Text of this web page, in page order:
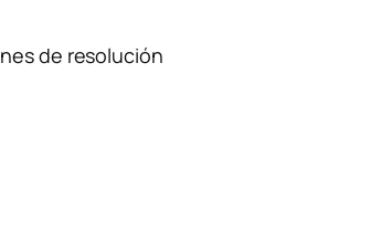
de resolución